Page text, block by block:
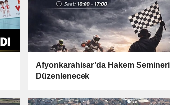
Afyonkarahisar’da Hakem Semineri
Düzenlenecek